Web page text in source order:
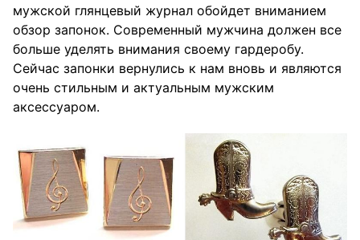
мужской глянцевый журнал обойдет вниманием
обзор запонок. Современный мужчина должен все
больше уделять внимания своему гардеробу.
Сейчас запонки вернулись к нам вновь и являются
очень стильным и актуальным мужским
аксессуаром.